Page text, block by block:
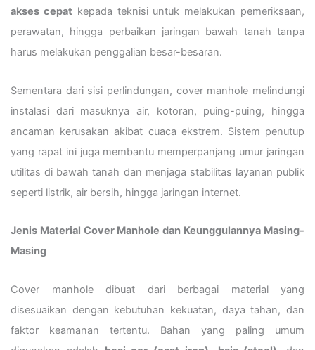
akses cepat kepada teknisi untuk melakukan pemeriksaan,
perawatan, hingga perbaikan jaringan bawah tanah tanpa
harus melakukan penggalian besar-besaran.
Sementara dari sisi perlindungan, cover manhole melindungi
instalasi dari masuknya air, kotoran, puing-puing, hingga
ancaman kerusakan akibat cuaca ekstrem. Sistem penutup
yang rapat ini juga membantu memperpanjang umur jaringan
utilitas di bawah tanah dan menjaga stabilitas layanan publik
seperti listrik, air bersih, hingga jaringan internet.
Jenis Material Cover Manhole dan Keunggulannya Masing-
Masing
Cover manhole dibuat dari berbagai material yang
disesuaikan dengan kebutuhan kekuatan, daya tahan, dan
faktor keamanan tertentu. Bahan yang paling umum